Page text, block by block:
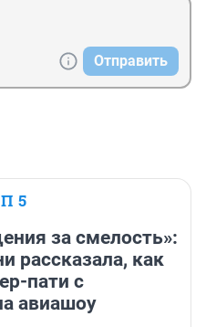
Отправить
5
за смелость»:
рассказала, как
пати с
авиашоу